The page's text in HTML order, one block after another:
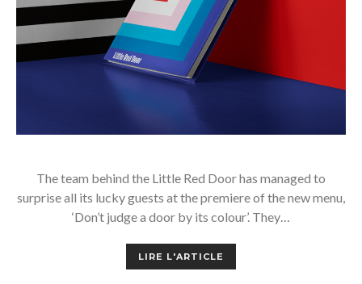
The team behind the Little Red Door has managed to
surprise all its lucky guests at the premiere of the new menu,
‘Don’t judge a door by its colour’. They…
LIRE L'ARTICLE